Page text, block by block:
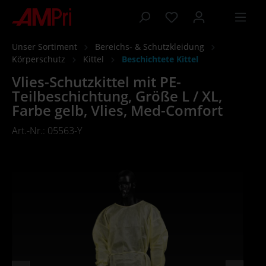
springen
Unser Sortiment
Bereichs- & Schutzkleidung
Körperschutz
Kittel Beschichtete Kittel
Vlies-Schutzkittel mit PE-
Teilbeschichtung, Größe L / XL,
Farbe gelb, Vlies, Med-Comfort
Art.-Nr.: 05563-Y